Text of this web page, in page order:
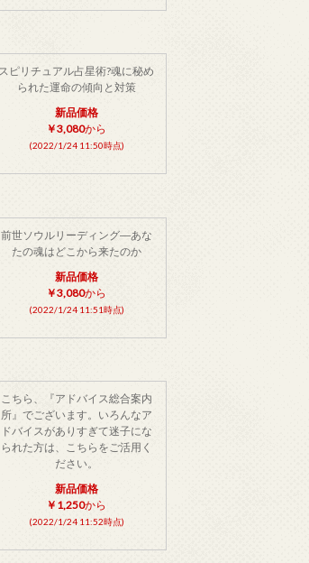
スピリチュアル占星術?魂に秘め
られた運命の傾向と対策
新品価格
￥3,080から
(2022/1/24 11:50時点)
前世ソウルリーディング―あな
たの魂はどこから来たのか
新品価格
￥3,080から
(2022/1/24 11:51時点)
こちら、『アドバイス総合案内
所』でございます。いろんなア
ドバイスがありすぎて迷子にな
られた方は、こちらをご活用く
ださい。
新品価格
￥1,250から
(2022/1/24 11:52時点)